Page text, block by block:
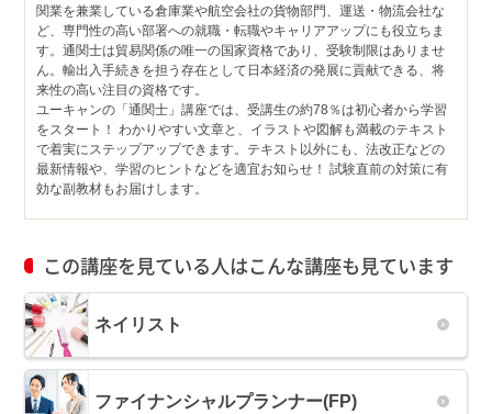
関業を兼業している倉庫業や航空会社の貨物部門、運送・物流会社な
ど、専門性の高い部署への就職・転職やキャリアアップにも役立ちま
す。通関士は貿易関係の唯一の国家資格であり、受験制限はありませ
ん。輸出入手続きを担う存在として日本経済の発展に貢献できる、将
来性の高い注目の資格です。
ユーキャンの「通関士」講座では、受講生の約78％は初心者から学習
をスタート！ わかりやすい文章と、イラストや図解も満載のテキスト
で着実にステップアップできます。テキスト以外にも、法改正などの
最新情報や、学習のヒントなどを適宜お知らせ！ 試験直前の対策に有
効な副教材もお届けします。
この講座を見ている人はこんな講座も見ています
ネイリスト
ファイナンシャルプランナー(FP)